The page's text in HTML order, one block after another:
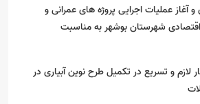
و آغاز عملیات اجرایی پروژه های عمرانی و
شهرستان بوشهر به مناسبت
لازم و تسریع در تکمیل طرح نوین آبیاری در